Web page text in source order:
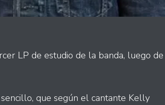
LP de estudio de la banda, luego de
que según el cantante Kelly